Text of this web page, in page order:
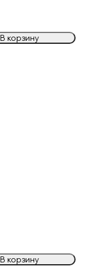
В корзину
В корзину